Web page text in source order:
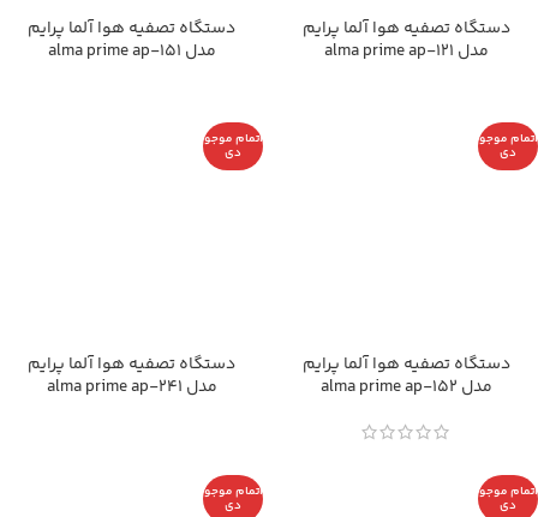
دستگاه تصفیه هوا آلما پرایم
مدل alma prime ap-121
دستگاه تصفیه هوا آلما پرایم
مدل alma prime ap-151
اتمام موجو
دی
دستگاه تصفیه هوا آلما پرایم
مدل alma prime ap-152
اتمام موجو
دی
دستگاه تصفیه هوا آلما پرایم
مدل alma prime ap-241
اتمام موجو
دی
اتمام موجو
دی